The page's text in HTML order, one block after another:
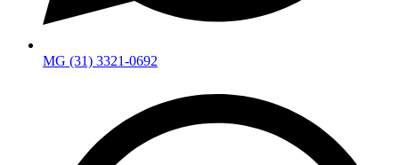
MG (31) 3321-0692